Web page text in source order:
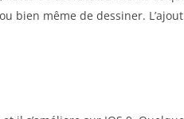
bien même de dessiner.